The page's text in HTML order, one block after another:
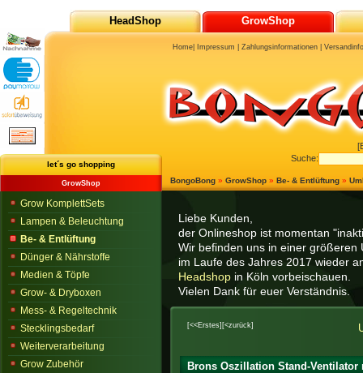
Liebe Kunden,
der Onlineshop ist momentan
Wir befinden uns in einer größeren
im Laufe des Jahres 2017 wieder
Headshop in Köln vorbeischauen.
Vielen Dank für euer Verständnis.
[<<Erstes] [<zurück]
Brons Oszillation Stand-Ventilator
BongoBong » GrowShop » Be- & Entlüftung »
let´s go shopping
GrowShop
Grow KomplettSets
Lampen & Beleuchtung
Be- & Entlüftung
Dünger & Nährstoffe
Medien & Töpfe
Grow- & Dryboxen
Mess- & Regeltechnik
Stecklingsbedarf
Weiterverarbeitung
Grow Zubehör
HeadShop GrowShop
Suche:
Home Impressum |Zahlungsinformationen |